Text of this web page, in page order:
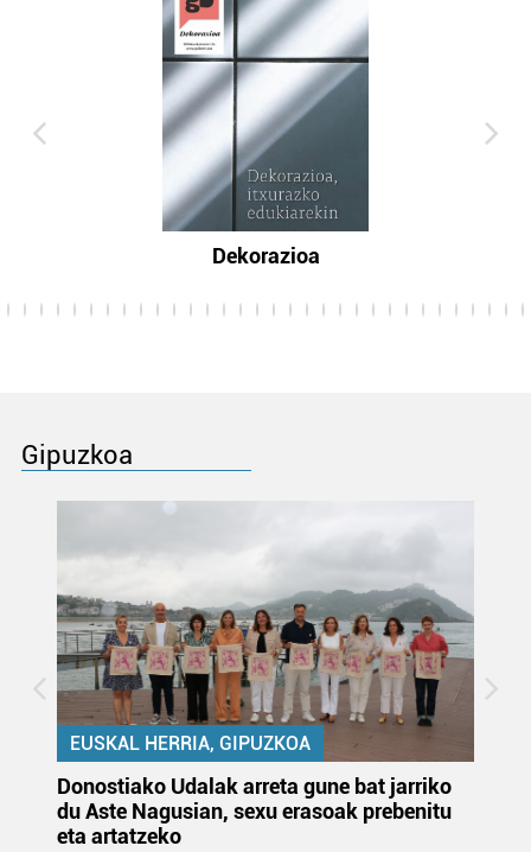
Dekorazioa
Gipuzkoa
EUSKAL HERRIA, GIPUZKOA
Donostiako Udalak arreta gune bat jarriko
du Aste Nagusian, sexu erasoak prebenitu
eta artatzeko